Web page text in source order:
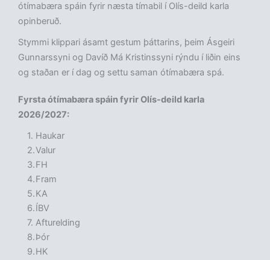
ótímabæra spáin fyrir næsta tímabil í Olís-deild karla
opinberuð.
Stymmi klippari ásamt gestum þáttarins, þeim Ásgeiri
Gunnarssyni og Davíð Má Kristinssyni rýndu í liðin eins
og staðan er í dag og settu saman ótímabæra spá.
Fyrsta ótímabæra spáin fyrir Olís-deild karla
2026/2027:
Haukar
Valur
FH
Fram
KA
ÍBV
Afturelding
Þór
HK